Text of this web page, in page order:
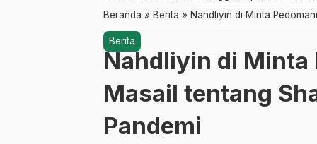
Beranda » Berita » Nahdliyin di Minta
Berita
Nahdliyin di Minta
Masail tentang
Pandemi